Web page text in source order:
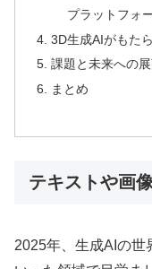
プラットフォ
3D生成AIがもた
課題と未来への
まとめ
テキストや画
2025年、生成AIの世